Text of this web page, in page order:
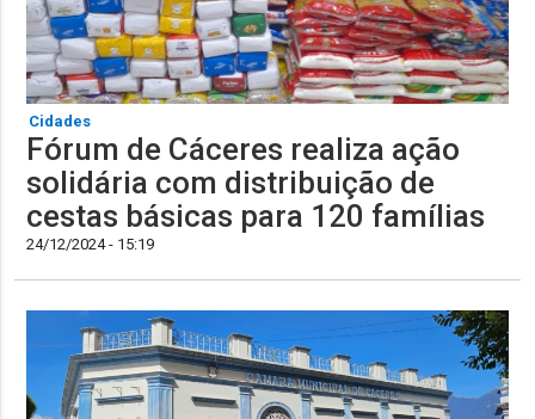
Cidades
Fórum de Cáceres realiza ação
solidária com distribuição de
cestas básicas para 120 famílias
24/12/2024 - 15:19